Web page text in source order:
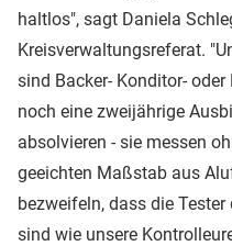
haltlos", sagt Daniela
Kreisverwaltungsreferat.
sind Backer- Konditor-
noch eine zweijährige
absolvieren - sie messen
geeichten Maßstab aus
bezweifeln, dass die
sind wie unsere